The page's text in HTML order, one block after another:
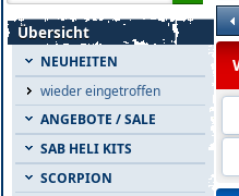
Übersicht
NEUHEITEN
wieder eingetroffen
ANGEBOTE / SALE
SAB HELI KITS
SCORPION